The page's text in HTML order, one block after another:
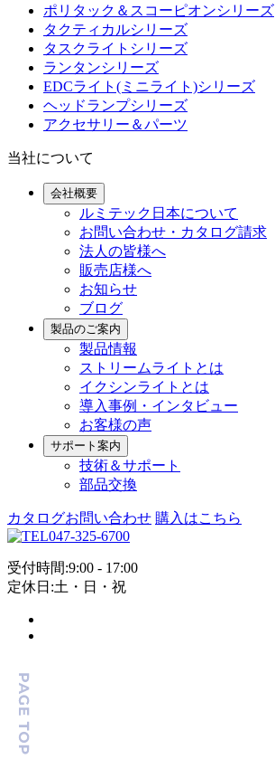
ポリタック＆スコーピオンシリーズ
タクティカルシリーズ
タスクライトシリーズ
ランタンシリーズ
EDCライト(ミニライト)シリーズ
ヘッドランプシリーズ
アクセサリー＆パーツ
当社について
会社概要
ルミテック日本について
お問い合わせ・カタログ請求
法人の皆様へ
販売店様へ
お知らせ
ブログ
製品のご案内
製品情報
ストリームライトとは
イクシンライトとは
導入事例・インタビュー
お客様の声
サポート案内
技術＆サポート
部品交換
カタログお問い合わせ 購入はこちら
047-325-6700
受付時間:9:00 - 17:00
定休日:土・日・祝